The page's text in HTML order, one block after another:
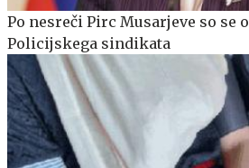
Po nesreči Pirc Musarjeve so se
Policijskega sindikata